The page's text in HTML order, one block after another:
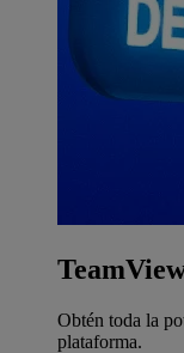
Obtén toda la
plataforma.